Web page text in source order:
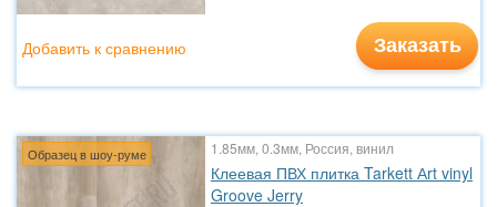
Заказать
Добавить к сравнению
Образец в шоу-руме 1.85мм, 0.3мм, Россия, винил
Клеевая ПВХ плитка Tarkett Аrt vinyl
Groove Jerry